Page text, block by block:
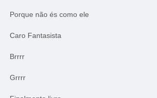
Porque não és como ele
Caro Fantasista
Brrrr
Grrrr